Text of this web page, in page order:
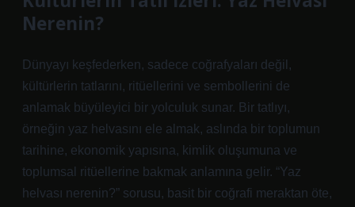
Nerenin?
Dünyayı keşfederken, sadece coğrafyaları değil,
kültürlerin tatlarını, ritüellerini ve sembollerini de
anlamak büyüleyici bir yolculuk sunar. Bir tatlıyı,
örneğin yaz helvasını ele almak, aslında bir toplumun
tarihine, ekonomik yapısına, kimlik oluşumuna ve
toplumsal ritüellerine bakmak anlamına gelir. “Yaz
helvası nerenin?” sorusu, basit bir coğrafi meraktan öte,